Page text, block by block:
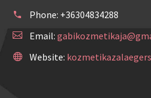
Phone: +36304834288
Email:
Website: